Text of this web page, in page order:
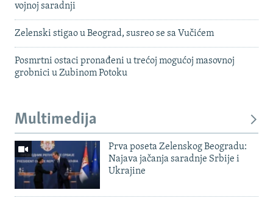
vojnoj saradnji
Zelenski stigao u Beograd, susreo se sa Vučićem
Posmrtni ostaci pronađeni u trećoj mogućoj masovnoj
grobnici u Zubinom Potoku
Multimedija
Prva poseta Zelenskog Beogradu:
Najava jačanja saradnje Srbije i
Ukrajine